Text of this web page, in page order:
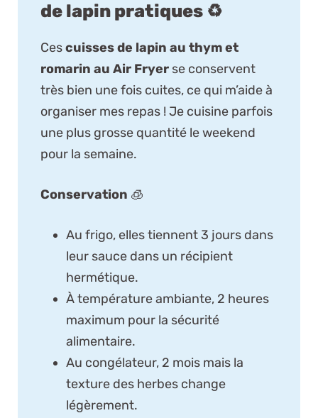
de lapin pratiques ♻️
Cescuisses de lapin au thym et
romarin au Air Fryer se conservent
très bien une fois cuites, ce qui m’aide à
organiser mes repas ! Je cuisine parfois
une plus grosse quantité le weekend
pour la semaine.
Conservation 🧊
Au frigo, elles tiennent 3 jours dans
leur sauce dans un récipient
hermétique.
À température ambiante, 2 heures
maximum pour la sécurité
alimentaire.
Au congélateur, 2 mois mais la
texture des herbes change
légèrement.